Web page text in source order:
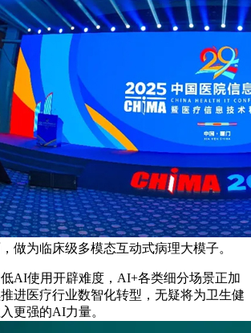
做为临床级多模态互动式病理大模子。
使用开辟难度，AI+各类细分场景正加
进医疗行业数智化转型，无疑将为卫生健
更强的AI力量。